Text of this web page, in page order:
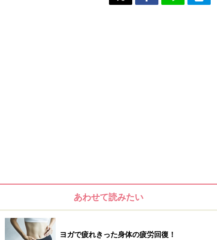
あわせて読みたい
ヨガで疲れきった身体の疲労回復！